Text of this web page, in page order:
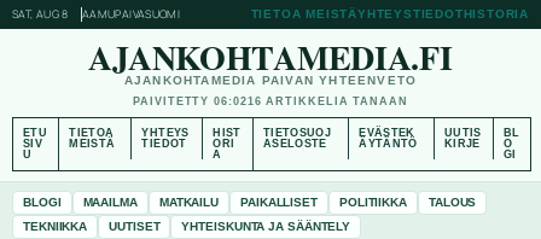
SAT, AUG 8 AAMUPAIVASUOMI TIETOA MEISTÄYHTEYSTIEDOTHISTORIA
AJANKOHTAMEDIA.FI
AJANKOHTAMEDIA PAIVAN YHTEENVETO
PAIVITETTY 06:0216 ARTIKKELIA TANAAN
ETU
SIV
U
TIETOA
MEISTÄ
YHTEYS
TIEDOT
HIST
ORI
A
TIETOSUOJ
ASELOSTE
EVÄSTEK
ÄYTÄNTÖ
UUTIS
KIRJE
BL
O
GI
BLOGI MAAILMA MATKAILU PAIKALLISET POLITIIKKA
TALOUS
TEKNIIKKA
UUTISET YHTEISKUNTA JA SÄÄNTELY